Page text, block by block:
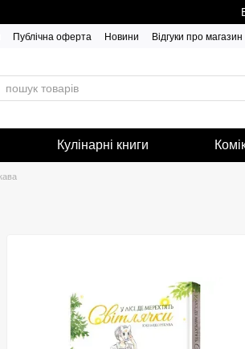
Публічна оферта Новини Відгуки про магазин
Кулінарні книги